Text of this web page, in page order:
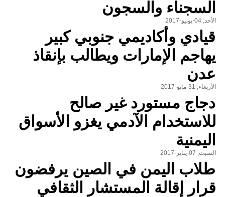
السجناء والسجون
الأحد, 04-يونيو-2017
قيادي وأكاديمي جنوبي كبير
يهاجم الإمارات ويطالب بإنقاذ
عدن
الأربعاء, 31-مايو-2017
دجاج مستورد غير صالح
للاستخدام الآدمي يغزو الأسواق
اليمنية
السبت, 07-يناير-2017
طلاب اليمن في الصين يرفضون
قرار إقالة المستشار الثقافي